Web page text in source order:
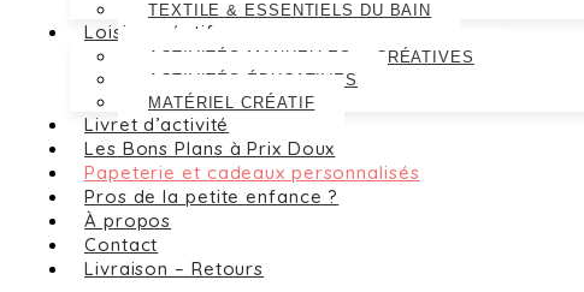
TEXTILE & ESSENTIELS DU BAIN
Loisirs créatifs
ACTIVITÉS MANUELLES & CRÉATIVES
ACTIVITÉS ÉDUCATIVES
MATÉRIEL CRÉATIF
Livret d’activité
Les Bons Plans à Prix Doux
Papeterie et cadeaux personnalisés
Pros de la petite enfance ?
À propos
Contact
Livraison – Retours